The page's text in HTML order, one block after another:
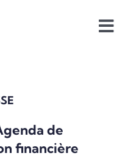
de
financière